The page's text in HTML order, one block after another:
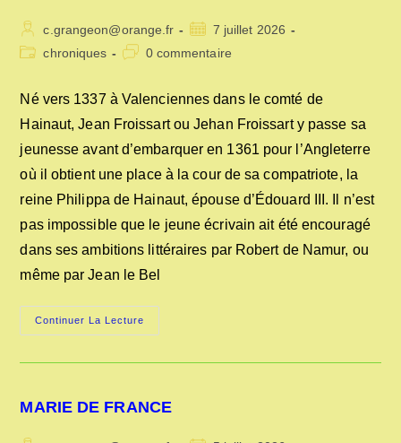
Auteur/autrice
de
c.grangeon@orange.fr
Publication
publiée :
7 juillet 2026
Postchroniques
Commentaires
publication :
0 commentaire
Né vers 1337 à Valenciennes dans le comté de
Hainaut, Jean Froissart ou Jehan Froissart y passe sa
jeunesse avant d’embar­quer en 1361 pour l’Angleterre
où il obtient une place à la cour de sa compatriote, la
reine Philippa de Hainaut, épouse d’Édouard III. Il n’est
pas impossible que le jeune écrivain ait été encouragé
dans ses ambitions littéraires par Robert de Namur, ou
même par Jean le Bel
Continuer La Lecture
FROISSART
MARIE DE FRANCE